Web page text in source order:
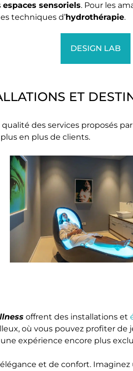
espaces sensoriels. Pour les
techniques d’hydrothérapie.
DESIGN LAB
ET
des services proposés
en plus de clients.
offrent des installations et
où vous pouvez profiter de
expérience encore plus
et de confort. Imaginez